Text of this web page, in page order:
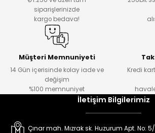
Walking Dad Kurabiye Kabartma Baskı
siparişlerinizde
kargo bedava!
Müşteri Memnuniyeti
14 Gün içerisinde kolay iade ve
değişim
%100 memnuniyet
Kredi
İletişim Bilgilerimiz
Çınar mah. Mızrak sk. Huzurum Apt. No: